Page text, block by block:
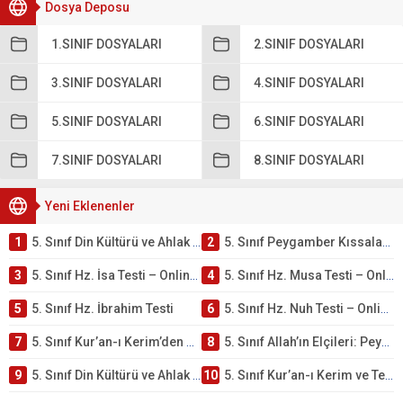
Dosya Deposu
1.SINIF DOSYALARI 2.SINIF DOSYALARI
3.SINIF DOSYALARI 4.SINIF DOSYALARI
5.SINIF DOSYALARI 6.SINIF DOSYALARI
7.SINIF DOSYALARI 8.SINIF DOSYALARI
Yeni Eklenenler
1 5. Sınıf Din Kültürü ve Ahlak Bilgisi 4. Ünite: Peygamber Kıssaları Çalışmaları 2 5. Sınıf Peygamber Kıssaları Ünite Testi – Online Çöz
3 5. Sınıf Hz. İsa Testi – Online Çöz 4 5. Sınıf Hz. Musa Testi – Online Çöz
5 5. Sınıf Hz. İbrahim Testi 6 5. Sınıf Hz. Nuh Testi – Online Çöz
7 5. Sınıf Kur’an-ı Kerim’den Öğütler – Peygamber Kıssaları Testi – Online Çöz 8 5. Sınıf Allah’ın Elçileri: Peygamberler Testi – Online Çöz
9 5. Sınıf Din Kültürü ve Ahlak Bilgisi 3. Ünite: Kur’an-ı Kerim Çalışmaları 10 5. Sınıf Kur’an-ı Kerim ve Temel Özellikleri Testi – Online Çöz